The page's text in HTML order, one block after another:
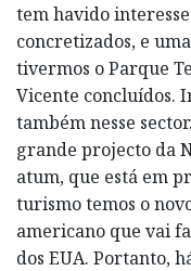
tem havido
concretizados, e
tivermos o Parque
Vicente concluídos.
também nesse
grande projecto da
atum, que está em
turismo temos o
americano que vai
dos EUA. Portanto,